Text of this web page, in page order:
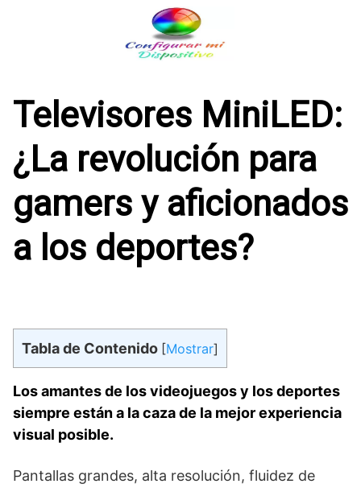
Televisores MiniLED:
¿La revolución para
gamers y aficionados
a los deportes?
Tabla de Contenido [Mostrar]
Los amantes de los videojuegos y los deportes
siempre están a la caza de la mejor experiencia
visual posible.
Pantallas grandes, alta resolución, fluidez de